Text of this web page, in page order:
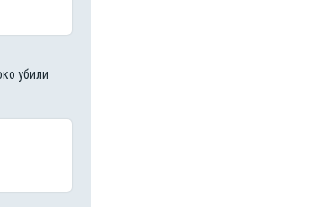
убили